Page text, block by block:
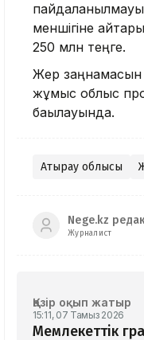
меншігіне
250 млн теңге.
Жер заңнамасын
жұмыс облыс
бақылауында.
Атырау облысы
Nege.kz
Журналист
Қазір оқып жатыр
15:11, 07 Тамыз 2026
Мемлекеттік